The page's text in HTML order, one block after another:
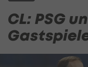
CL: PSG